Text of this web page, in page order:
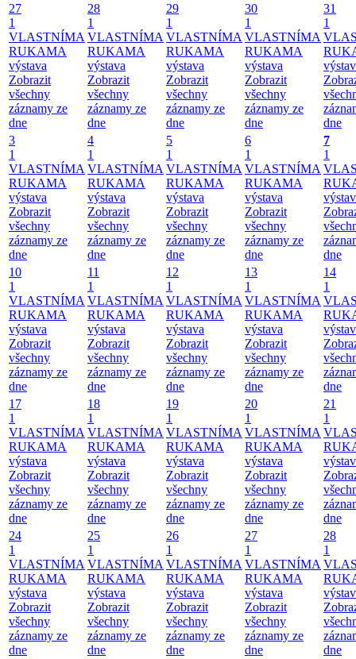
27
1
VLASTNÍMA
RUKAMA
výstava
Zobrazit
všechny
záznamy ze
dne
28
1
VLASTNÍMA
RUKAMA
výstava
Zobrazit
všechny
záznamy ze
dne
29
1
VLASTNÍMA
RUKAMA
výstava
Zobrazit
všechny
záznamy ze
dne
30
1
VLASTNÍMA
RUKAMA
výstava
Zobrazit
všechny
záznamy ze
dne
31
1
dne
3
1
VLASTNÍMA
RUKAMA
výstava
Zobrazit
všechny
záznamy ze
dne
4
1
VLASTNÍMA
RUKAMA
výstava
Zobrazit
všechny
záznamy ze
dne
5
1
VLASTNÍMA
RUKAMA
výstava
Zobrazit
všechny
záznamy ze
dne
6
1
VLASTNÍMA
RUKAMA
výstava
Zobrazit
všechny
záznamy ze
dne
7
1
dne
10
1
VLASTNÍMA
RUKAMA
výstava
Zobrazit
všechny
záznamy ze
dne
11
1
VLASTNÍMA
RUKAMA
výstava
Zobrazit
všechny
záznamy ze
dne
12
1
VLASTNÍMA
RUKAMA
výstava
Zobrazit
všechny
záznamy ze
dne
13
1
VLASTNÍMA
RUKAMA
výstava
Zobrazit
všechny
záznamy ze
dne
14
1
dne
17
1
VLASTNÍMA
RUKAMA
výstava
Zobrazit
všechny
záznamy ze
dne
18
1
VLASTNÍMA
RUKAMA
výstava
Zobrazit
všechny
záznamy ze
dne
19
1
VLASTNÍMA
RUKAMA
výstava
Zobrazit
všechny
záznamy ze
dne
20
1
VLASTNÍMA
RUKAMA
výstava
Zobrazit
všechny
záznamy ze
dne
21
1
dne
24
1
VLASTNÍMA
RUKAMA
výstava
Zobrazit
všechny
záznamy ze
dne
25
1
VLASTNÍMA
RUKAMA
výstava
Zobrazit
všechny
záznamy ze
dne
26
1
VLASTNÍMA
RUKAMA
výstava
Zobrazit
všechny
záznamy ze
dne
27
1
VLASTNÍMA
RUKAMA
výstava
Zobrazit
všechny
záznamy ze
dne
28
1
dne